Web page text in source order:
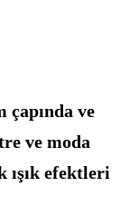
çapında ve
ve moda
ışık efektleri